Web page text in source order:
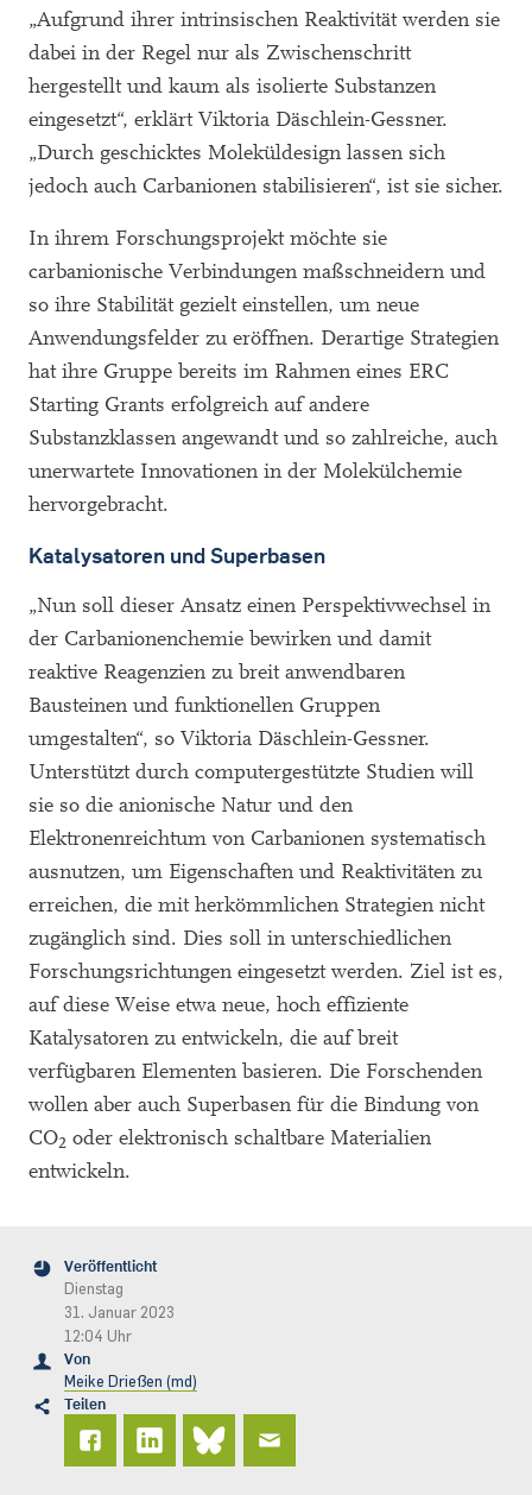
„Aufgrund ihrer intrinsischen Reaktivität werden sie
dabei in der Regel nur als Zwischenschritt
hergestellt und kaum als isolierte Substanzen
eingesetzt“, erklärt Viktoria Däschlein-Gessner.
„Durch geschicktes Moleküldesign lassen sich
jedoch auch Carbanionen stabilisieren“, ist sie sicher.
In ihrem Forschungsprojekt möchte sie
carbanionische Verbindungen maßschneidern und
so ihre Stabilität gezielt einstellen, um neue
Anwendungsfelder zu eröffnen. Derartige Strategien
hat ihre Gruppe bereits im Rahmen eines ERC
Starting Grants erfolgreich auf andere
Substanzklassen angewandt und so zahlreiche, auch
unerwartete Innovationen in der Molekülchemie
hervorgebracht.
Katalysatoren und Superbasen
„Nun soll dieser Ansatz einen Perspektivwechsel in
der Carbanionenchemie bewirken und damit
reaktive Reagenzien zu breit anwendbaren
Bausteinen und funktionellen Gruppen
umgestalten“, so Viktoria Däschlein-Gessner.
Unterstützt durch computergestützte Studien will
sie so die anionische Natur und den
Elektronenreichtum von Carbanionen systematisch
ausnutzen, um Eigenschaften und Reaktivitäten zu
erreichen, die mit herkömmlichen Strategien nicht
zugänglich sind. Dies soll in unterschiedlichen
Forschungsrichtungen eingesetzt werden. Ziel ist es,
auf diese Weise etwa neue, hoch effiziente
Katalysatoren zu entwickeln, die auf breit
verfügbaren Elementen basieren. Die Forschenden
wollen aber auch Superbasen für die Bindung von
CO2 oder elektronisch schaltbare Materialien
entwickeln.
Veröffentlicht
Dienstag
31. Januar 2023
12:04 Uhr
Von
Meike Drießen (md)
Teilen